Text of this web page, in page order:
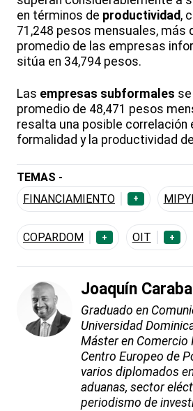
en términos de productividad ,
71,248 pesos mensuales, más
promedio de las empresas
sitúa en 34,794 pesos.
Las empresas subformales
promedio de 48,471 pesos
resalta una posible correlación
formalidad y la productividad
TEMAS -
FINANCIAMIENTO
+
COPARDOM + OIT +
Joaquín
Graduado en
Universidad
Máster en Comercio
Centro Europeo de
varios diplomados
aduanas, sector
periodismo de